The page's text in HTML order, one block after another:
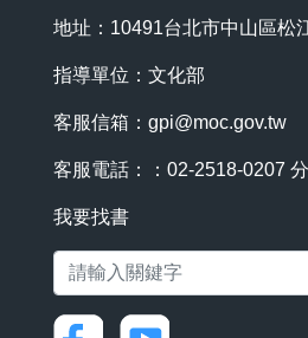
地址：10491台北市中山區松
指導單位：文化部
客服信箱： gpi@moc.gov.tw
客服電話：：02-2518-0207
我要找書